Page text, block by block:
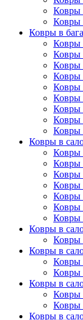
Ковры
Ковры
Ковры в
Ковры
Ковры
Ковры
Ковры
Ковры
Ковры
Ковры
Ковры
Ковры
Ковры в
Ковры
Ковры
Ковры
Ковры
Ковры
Ковры
Ковры
Ковры в
Ковры
Ковры в
Ковры
Ковры
Ковры в
Ковры
Ковры
Ковры в